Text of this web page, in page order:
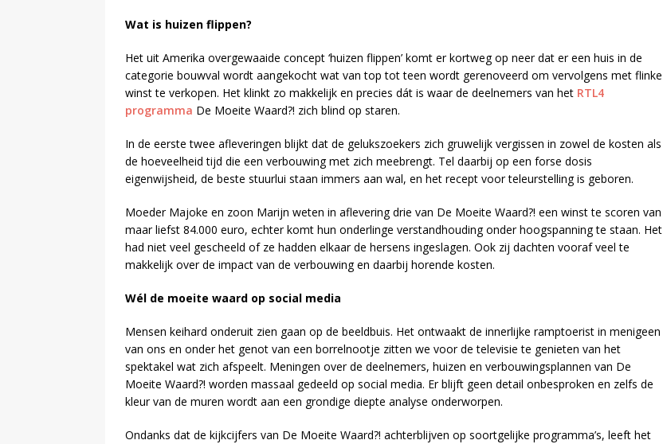
Wat is huizen flippen?
Het uit Amerika overgewaaide concept ‘huizen flippen’ komt er kortweg op neer dat er een huis in de
categorie bouwval wordt aangekocht wat van top tot teen wordt gerenoveerd om vervolgens met flinke
winst te verkopen. Het klinkt zo makkelijk en precies dát is waar de deelnemers van het RTL4
programma De Moeite Waard?! zich blind op staren.
In de eerste twee afleveringen blijkt dat de gelukszoekers zich gruwelijk vergissen in zowel de kosten als
de hoeveelheid tijd die een verbouwing met zich meebrengt. Tel daarbij op een forse dosis
eigenwijsheid, de beste stuurlui staan immers aan wal, en het recept voor teleurstelling is geboren.
Moeder Majoke en zoon Marijn weten in aflevering drie van De Moeite Waard?! een winst te scoren van
maar liefst 84.000 euro, echter komt hun onderlinge verstandhouding onder hoogspanning te staan. Het
had niet veel gescheeld of ze hadden elkaar de hersens ingeslagen. Ook zij dachten vooraf veel te
makkelijk over de impact van de verbouwing en daarbij horende kosten.
Wél de moeite waard op social media
Mensen keihard onderuit zien gaan op de beeldbuis. Het ontwaakt de innerlijke ramptoerist in menigeen
van ons en onder het genot van een borrelnootje zitten we voor de televisie te genieten van het
spektakel wat zich afspeelt. Meningen over de deelnemers, huizen en verbouwingsplannen van De
Moeite Waard?! worden massaal gedeeld op social media. Er blijft geen detail onbesproken en zelfs de
kleur van de muren wordt aan een grondige diepte analyse onderworpen.
Ondanks dat de kijkcijfers van De Moeite Waard?! achterblijven op soortgelijke programma’s, leeft het